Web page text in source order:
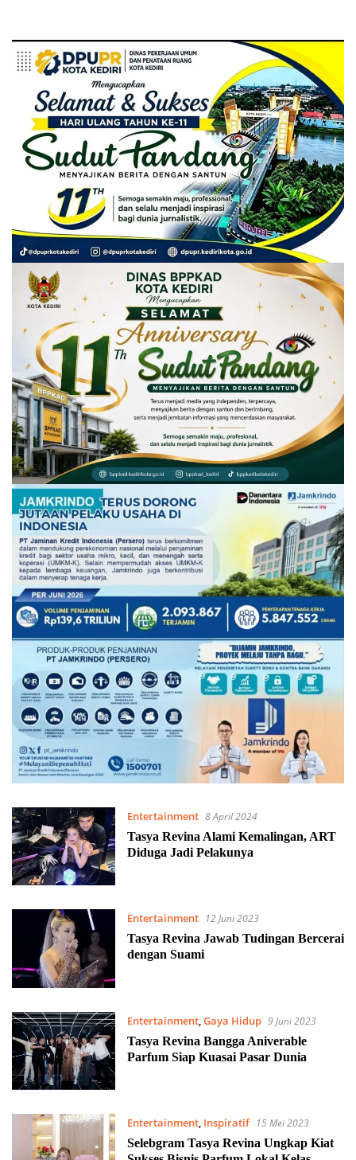
Entertainment 8 April 2024
Tasya Revina Alami Kemalingan, ART
Diduga Jadi Pelakunya
Entertainment
12 Juni 2023
Tasya Revina Jawab Tudingan Bercerai
dengan Suami
Entertainment,Gaya Hidup 9 Juni 2023
Tasya Revina Bangga Aniverable
Parfum Siap Kuasai Pasar Dunia
Entertainment, Inspiratif
15 Mei 2023
Selebgram Tasya Revina Ungkap Kiat